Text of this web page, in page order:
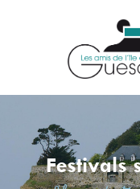
Festivals
LES AMIS
LE FORT